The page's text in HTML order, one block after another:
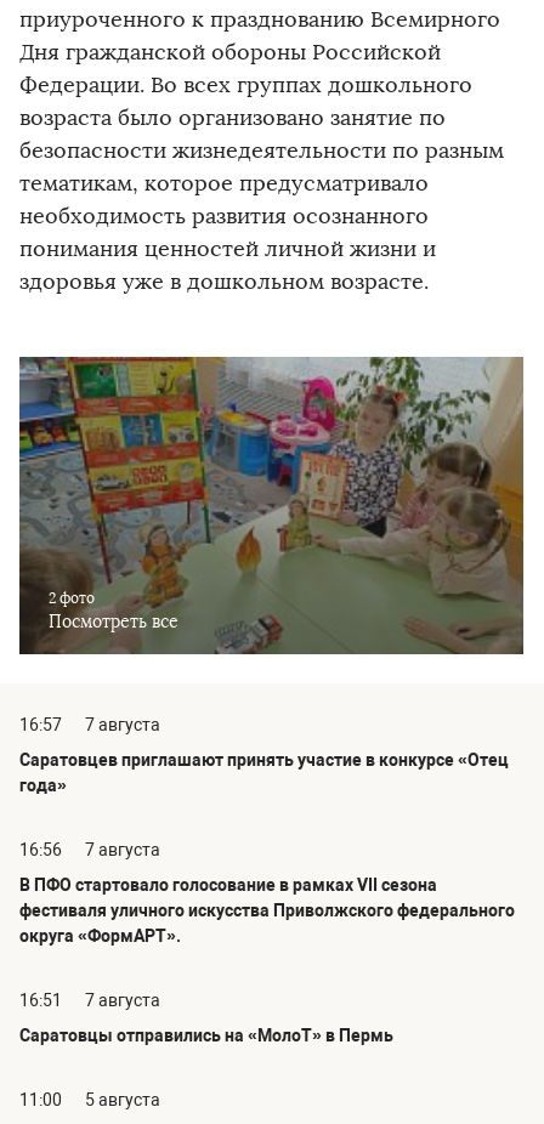
приуроченного к празднованию Всемирного
Дня гражданской обороны Российской
Федерации. Во всех группах дошкольного
возраста было организовано занятие по
безопасности жизнедеятельности по разным
тематикам, которое предусматривало
необходимость развития осознанного
понимания ценностей личной жизни и
здоровья уже в дошкольном возрасте.
2 фото
Посмотреть все
16:57
7 августа
Саратовцев приглашают принять участие в конкурсе «Отец
года»
16:56
7 августа
В ПФО стартовало голосование в рамках VII сезона
фестиваля уличного искусства Приволжского федерального
округа «ФормАРТ».
16:51
7 августа
Саратовцы отправились на «МолоТ» в Пермь
11:00
5 августа